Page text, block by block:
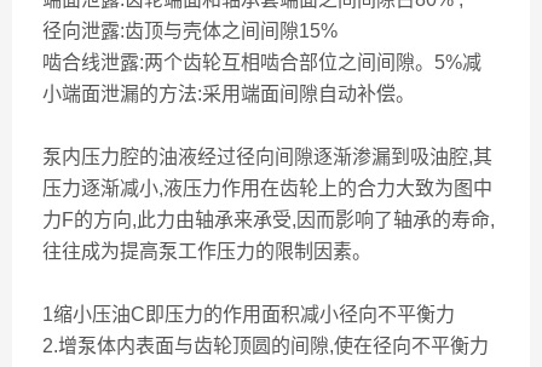
径向泄露:齿顶与壳体之间间隙15%
啮合线泄露:两个齿轮互相啮合部位之间间隙。5%减
小端面泄漏的方法:采用端面间隙自动补偿。
泵内压力腔的油液经过径向间隙逐渐渗漏到吸油腔,其
压力逐渐减小,液压力作用在齿轮上的合力大致为图中
力F的方向,此力由轴承来承受,因而影响了轴承的寿命,
往往成为提高泵工作压力的限制因素。
1缩小压油C即压力的作用面积减小径向不平衡力
2.增泵体内表面与齿轮顶圆的间隙,使在径向不平衡力